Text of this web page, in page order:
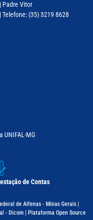
Padre Vitor
Telefone: (35) 3219 8628
UNIFAL-MG
de Contas
de Alfenas - Minas Gerais |
- Dicom | Plataforma Open Source